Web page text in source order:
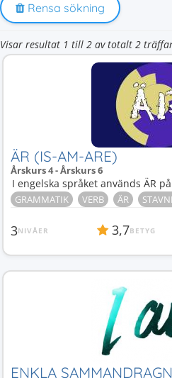
Rensa sökning
Visar resultat 1 till 2 av totalt 2
ÄR (IS-AM-ARE)
Årskurs 4 - Årskurs 6
I engelska språket används ÄR
GRAMMATIK VERB ÄR
3NIVÅER 3,7BETYG
ENKLA